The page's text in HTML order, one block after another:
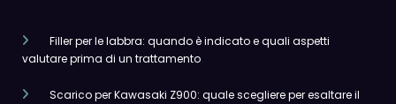
Filler per le labbra: quando è indicato e quali aspetti
valutare prima di un trattamento
Scarico per Kawasaki Z900: quale scegliere per esaltare il